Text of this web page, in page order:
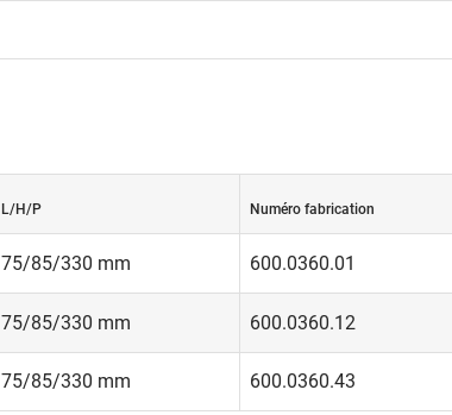
L/H/P Numéro fabrication
75/85/330 mm 600.0360.01
75/85/330 mm 600.0360.12
75/85/330 mm 600.0360.43